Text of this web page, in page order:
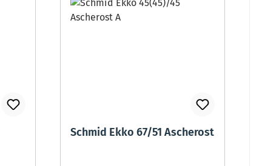
Schmid Ekko 67/51 Ascherost